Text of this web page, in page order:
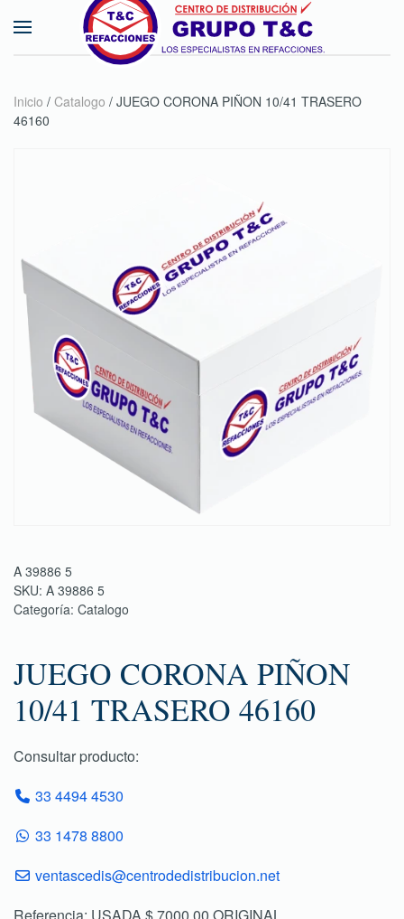
Skip to main content
Inicio / Catalogo / JUEGO CORONA PIÑON 10/41 TRASERO
46160
A 39886 5
SKU: A 39886 5
Categoría: Catalogo
JUEGO CORONA PIÑON
10/41 TRASERO 46160
Consultar producto:
33 4494 4530
33 1478 8800
ventascedis@centrodedistribucion.net